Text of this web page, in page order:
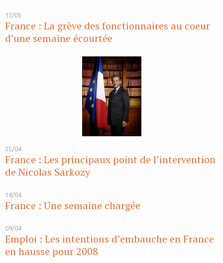
12/05
France : La grève des fonctionnaires au coeur
d’une semaine écourtée
25/04
France : Les principaux point de l’intervention
de Nicolas Sarkozy
14/04
France : Une semaine chargée
09/04
Emploi : Les intentions d’embauche en France
en hausse pour 2008